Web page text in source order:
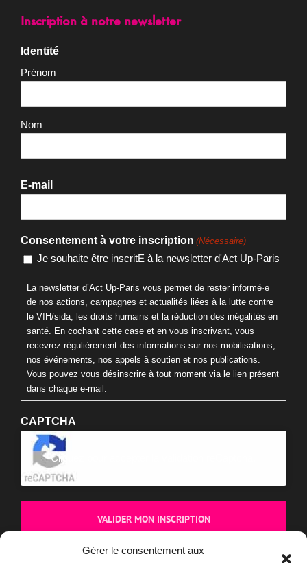
Gérer le consentement aux
Prénom
Nom
E-mail
Consentement à votre inscription
La newsletter d’Act Up-Paris vous permet de rester informé·e
le VIH/sida, les droits humains et la réduction des inégalités en
recevrez régulièrement des informations sur nos mobilisations,
nos événements, nos appels à soutien et nos publications.
Vous pouvez vous désinscrire à tout moment via le lien présent
CAPTCHA